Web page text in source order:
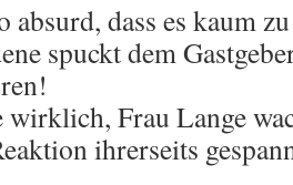
absurd, dass es kaum
spuckt dem
wirklich, Frau Lange
ihrerseits